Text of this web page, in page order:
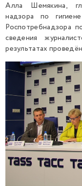
Алла Шемякина,
надзора по
Роспотребнадзора
сведения
результатах